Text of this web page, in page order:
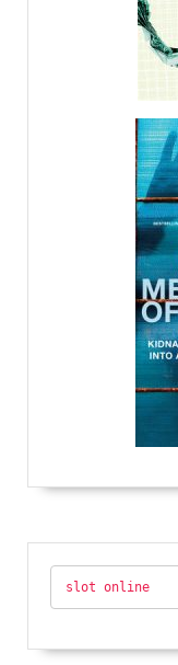
slot online